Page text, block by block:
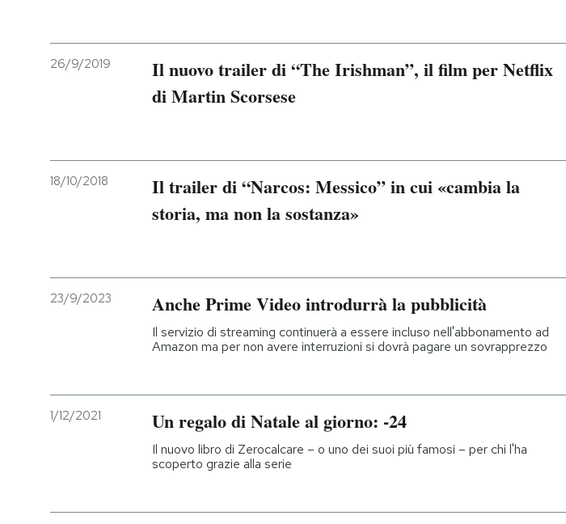
26/9/2019
Il nuovo trailer di “The Irishman”, il film per Netflix
di Martin Scorsese
18/10/2018
Il trailer di “Narcos: Messico” in cui «cambia la
storia, ma non la sostanza»
23/9/2023 Anche Prime Video introdurrà la pubblicità
Il servizio di streaming continuerà a essere incluso nell'abbonamento ad
Amazon ma per non avere interruzioni si dovrà pagare un sovrapprezzo
1/12/2021 Un regalo di Natale al giorno: -24
Il nuovo libro di Zerocalcare – o uno dei suoi più famosi – per chi l'ha
scoperto grazie alla serie